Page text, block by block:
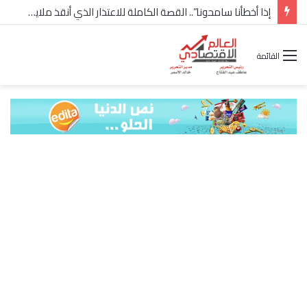
إذا أخطأنا سامحونا”.. القصة الكاملة للاعتذار الذي أنقذ ملايين “إعمار” في الساحل الشمالي
القائمة